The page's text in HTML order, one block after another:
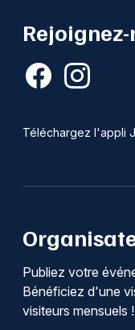
Téléchargez l'appli
Publiez votre
Bénéficiez d'une
visiteurs mensuels !